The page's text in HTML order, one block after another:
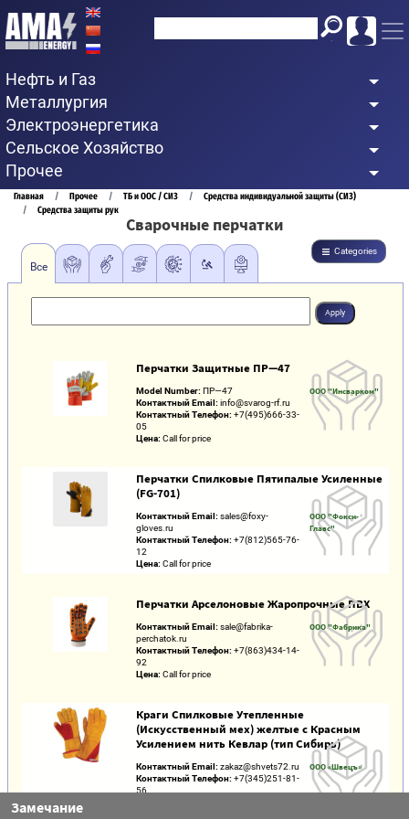
Перейти
к
содержанию
Нефть и Газ
Металлургия
Электроэнергетика
Сельское Хозяйство
Прочее
Строка
навигации
Главная Прочее ТБ и ООС / СИЗ
Средства индивидуальной защиты (СИЗ)
Средства защиты рук
Сварочные перчатки
Categories
Все
Перчатки Защитные ПР—47
Model Number: ПР—47
Контактный Email: info@svarog-rf.ru
Контактный Телефон: +7(495)666-33-
05
Цена: Call for price
ООО "Инсварком"
Перчатки Спилковые Пятипалые Усиленные
(FG-701)
Контактный Email: sales@foxy-
gloves.ru
Контактный Телефон: +7(812)565-76-
12
Цена: Call for price
ООО "Фокси-
Главс"
Перчатки Арселоновые Жаропрочные ПВХ
Контактный Email: sale@fabrika-
perchatok.ru
Контактный Телефон: +7(863)434-14-
92
Цена: Call for price
ООО "Фабрика"
Краги Спилковые Утепленные
(Искусственный мех) желтые с Красным
Усилением нить Кевлар (тип Сибирь)
Контактный Email: zakaz@shvets72.ru
Контактный Телефон: +7(345)251-81-
56
ООО «Швецъ»
Замечание